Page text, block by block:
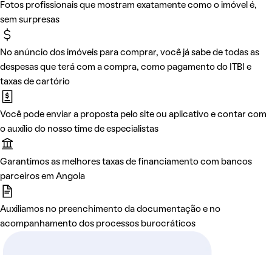
Fotos profissionais que mostram exatamente como o imóvel é,
sem surpresas
No anúncio dos imóveis para comprar, você já sabe de todas as
despesas que terá com a compra, como pagamento do ITBI e
taxas de cartório
Você pode enviar a proposta pelo site ou aplicativo e contar com
o auxílio do nosso time de especialistas
Garantimos as melhores taxas de financiamento com bancos
parceiros em Angola
Auxiliamos no preenchimento da documentação e no
acompanhamento dos processos burocráticos